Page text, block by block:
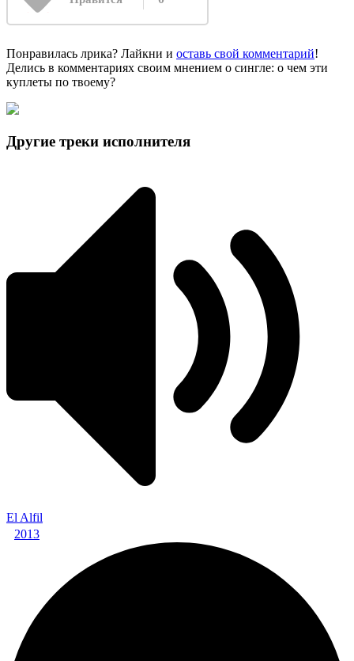
Понравилась лрика? Лайкни и оставь свой комментарий!
Делись в комментариях своим мнением о сингле: о чем эти
куплеты по твоему?
Другие треки исполнителя
El Alfil
2013